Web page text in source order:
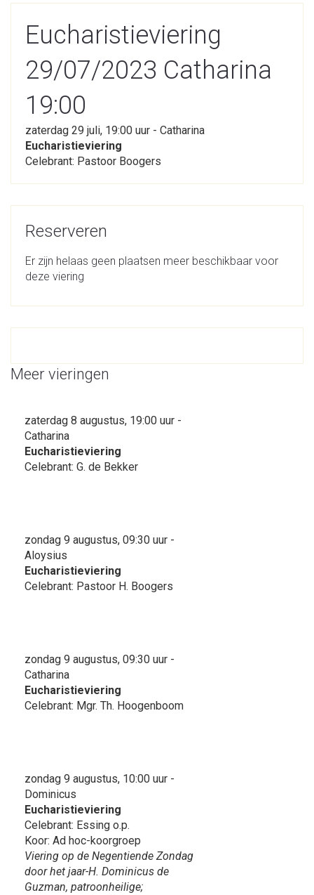
Eucharistieviering
29/07/2023 Catharina
19:00
zaterdag 29 juli, 19:00 uur - Catharina
Eucharistieviering
Celebrant: Pastoor Boogers
Reserveren
Er zijn helaas geen plaatsen meer beschikbaar voor
deze viering
Meer vieringen
zaterdag 8 augustus, 19:00 uur -
Catharina
Eucharistieviering
Celebrant: G. de Bekker
zondag 9 augustus, 09:30 uur -
Aloysius
Eucharistieviering
Celebrant: Pastoor H. Boogers
zondag 9 augustus, 09:30 uur -
Catharina
Eucharistieviering
Celebrant: Mgr. Th. Hoogenboom
zondag 9 augustus, 10:00 uur -
Dominicus
Eucharistieviering
Celebrant: Essing o.p.
Koor: Ad hoc-koorgroep
Viering op de Negentiende Zondag
door het jaar-H. Dominicus de
Guzman, patroonheilige;